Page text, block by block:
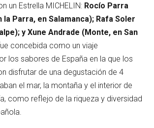
un Estrella MICHELIN: Rocío Parra
Parra, en Salamanca); Rafa Soler
y Xune Andrade (Monte, en San
concebida como un viaje
los sabores de España en la que los
disfrutar de una degustación de 4
el mar, la montaña y el interior de
como reflejo de la riqueza y diversidad